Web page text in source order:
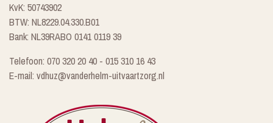
KvK: 50743902
BTW: NL8229.04.330.B01
Bank: NL39RABO 0141 0119 39
Telefoon: 070 320 20 40 - 015 310 16 43
E-mail: vdhuz@vanderhelm-uitvaartzorg.nl